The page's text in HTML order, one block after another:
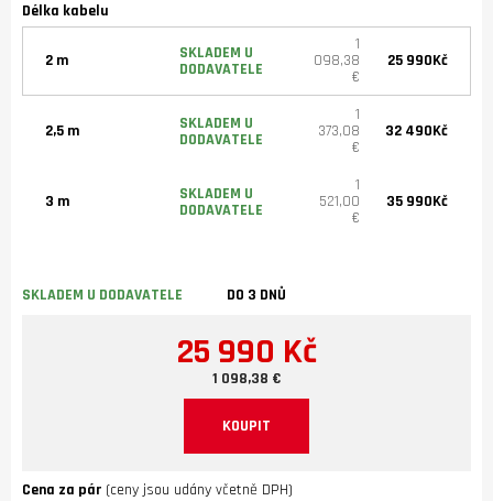
Délka kabelu
2 m
SKLADEM U
DODAVATELE
1
098,38
€
25 990Kč
2,5 m
SKLADEM U
DODAVATELE
1
373,08
€
32 490Kč
3 m
SKLADEM U
DODAVATELE
1
521,00
€
35 990Kč
SKLADEM U DODAVATELE DO 3 DNŮ
25 990 Kč
1 098,38 €
KOUPIT
Cena za pár (ceny jsou udány včetně DPH)